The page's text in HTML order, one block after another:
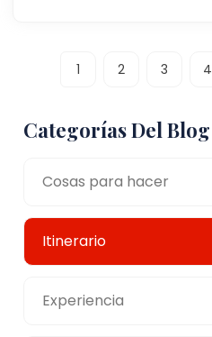
1 2 3 4
Categorías Del Blog
Cosas para hacer
Itinerario
Experiencia